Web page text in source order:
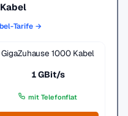
Tarife →
GigaZuhause 1000 Kabel
1 GBit/s
mit Telefonflat